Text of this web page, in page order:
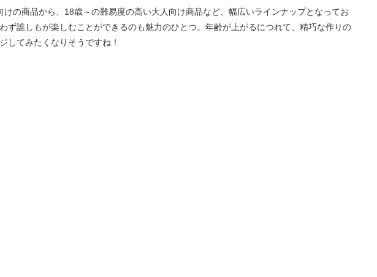
けの商品から、18歳～の難易度の高い大人向け商品など、幅広いラインナップとなってお
ず誰しもが楽しむことができるのも魅力のひとつ。年齢が上がるにつれて、精巧な作りの
してみたくなりそうですね！